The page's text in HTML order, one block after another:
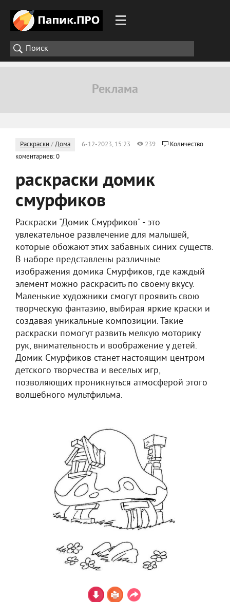
Раскраски /Дома 6-12-2023, 15:23 239
Количество
коментариев: 0
раскраски домик
смурфиков
Раскраски "Домик Смурфиков" - это
увлекательное развлечение для малышей,
которые обожают этих забавных синих существ.
В наборе представлены различные
изображения домика Смурфиков, где каждый
элемент можно раскрасить по своему вкусу.
Маленькие художники смогут проявить свою
творческую фантазию, выбирая яркие краски и
создавая уникальные композиции. Такие
раскраски помогут развить мелкую моторику
рук, внимательность и воображение у детей.
Домик Смурфиков станет настоящим центром
детского творчества и веселых игр,
позволяющих проникнуться атмосферой этого
волшебного мультфильма.